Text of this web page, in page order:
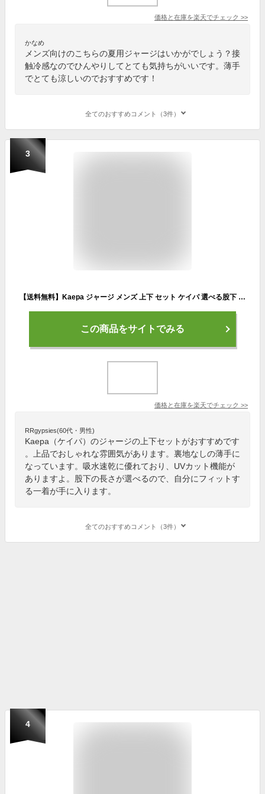
価格と在庫を楽天でチェック >>
かなめ
メンズ向けのこちらの夏用ジャージはいかがでしょう？接
触冷感なのでひんやりしてとても気持ちがいいです。薄手
でとても涼しいのでおすすめです！
全てのおすすめコメント（3件）
3
【送料無料】Kaepa ジャージ メンズ 上下 セット ケイパ 選べる股下 股下 63cm 66cm 69cm 大きいサイズ UVカット 吸水速乾 セットアップ ジップアップ トレーニングウェア KP366 【AP】
この商品をサイトでみる
価格と在庫を楽天でチェック >>
RRgypsies(60代・男性)
Kaepa（ケイパ）のジャージの上下セットがおすすめです
。上品でおしゃれな雰囲気があります。裏地なしの薄手に
なっています。吸水速乾に優れており、UVカット機能が
ありますよ。股下の長さが選べるので、自分にフィットす
る一着が手に入ります。
全てのおすすめコメント（3件）
4